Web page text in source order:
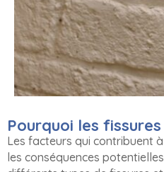
Pourquoi les
Les facteurs qui contribuent
les conséquences